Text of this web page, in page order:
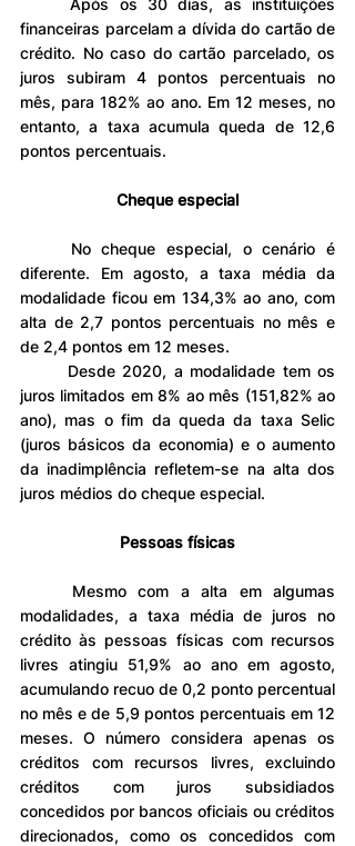
	Após os 30 dias, as instituições
financeiras parcelam a dívida do cartão de
crédito. No caso do cartão parcelado, os
juros subiram 4 pontos percentuais no
mês, para 182% ao ano. Em 12 meses, no
entanto, a taxa acumula queda de 12,6
pontos percentuais.
Cheque especial
diferente. Em agosto, a taxa média da
modalidade ficou em 134,3% ao ano, com
alta de 2,7 pontos percentuais no mês e
de 2,4 pontos em 12 meses.
juros limitados em 8% ao mês (151,82% ao
ano), mas o fim da queda da taxa Selic
(juros básicos da economia) e o aumento
da inadimplência refletem-se na alta dos
juros médios do cheque especial.
Pessoas físicas
modalidades, a taxa média de juros no
crédito às pessoas físicas com recursos
livres atingiu 51,9% ao ano em agosto,
acumulando recuo de 0,2 ponto percentual
no mês e de 5,9 pontos percentuais em 12
meses. O número considera apenas os
créditos com recursos livres, excluindo
créditos com juros subsidiados
concedidos por bancos oficiais ou créditos
direcionados, como os concedidos com